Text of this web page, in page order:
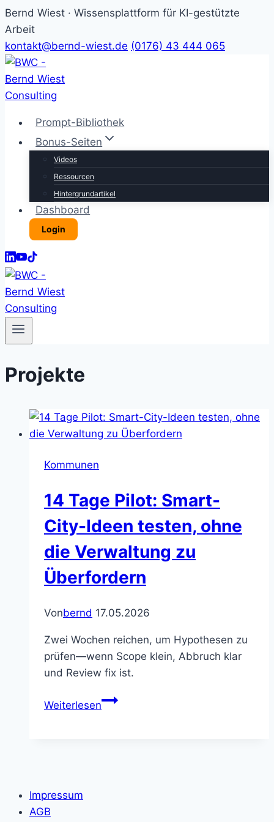
Bernd Wiest · Wissensplattform für KI-gestützte
Arbeit
kontakt@bernd-wiest.de (0176) 43 444 065
Zum
Inhalt
springen
Prompt-Bibliothek
Bonus-Seiten
Videos
Ressourcen
Hintergrundartikel
Dashboard
Login
Projekte
Kommunen
14 Tage Pilot: Smart-
City-Ideen testen, ohne
die Verwaltung zu
Überfordern
Vonbernd 17.05.2026
Zwei Wochen reichen, um Hypothesen zu
prüfen—wenn Scope klein, Abbruch klar
und Review fix ist.
Weiterlesen14
Impressum
AGB